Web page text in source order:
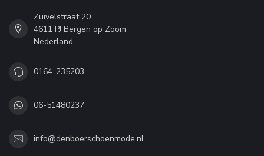
Zuivelstraat 20
4611 PJ Bergen op Zoom
Nederland
0164-235203
06-51480237
info@denboerschoenmode.nl